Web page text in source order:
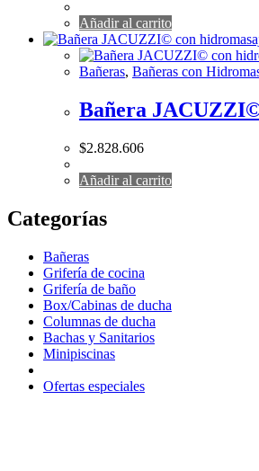
Añadir al carrito
Bañeras, Bañeras con
Bañera JACUZZI©
$2.828.606
Añadir al carrito
Categorías
Bañeras
Grifería de cocina
Grifería de baño
Box/Cabinas de ducha
Columnas de ducha
Bachas y Sanitarios
Minipiscinas
Ofertas especiales